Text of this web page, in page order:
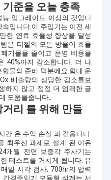
준을 오늘 충족
업그레이드 이상의 것입니
입니다.이 주입기는 이전 세
한 연료 효율성 향상을 달성
은 디젤의 모든 방울이 효율
기물을 줄이고 운영 비용을
40%까지 감소합니다. 더 나
물의 준비 덕분에요.함대 운
배출량의 상당한 감소를보
하지 않고 점점 더 엄격한 글
도움을줍니다..
리 를 위해 만들
간 은 수익 손실 과 같읍니다.
최우선 과제로 설계 된 이유
개월 전면 보증각 주사기는
테스트를 거치게 됩니다. 유
일 시각 검사, 700hr의 압력
격주입기 모듈형 설계는 서